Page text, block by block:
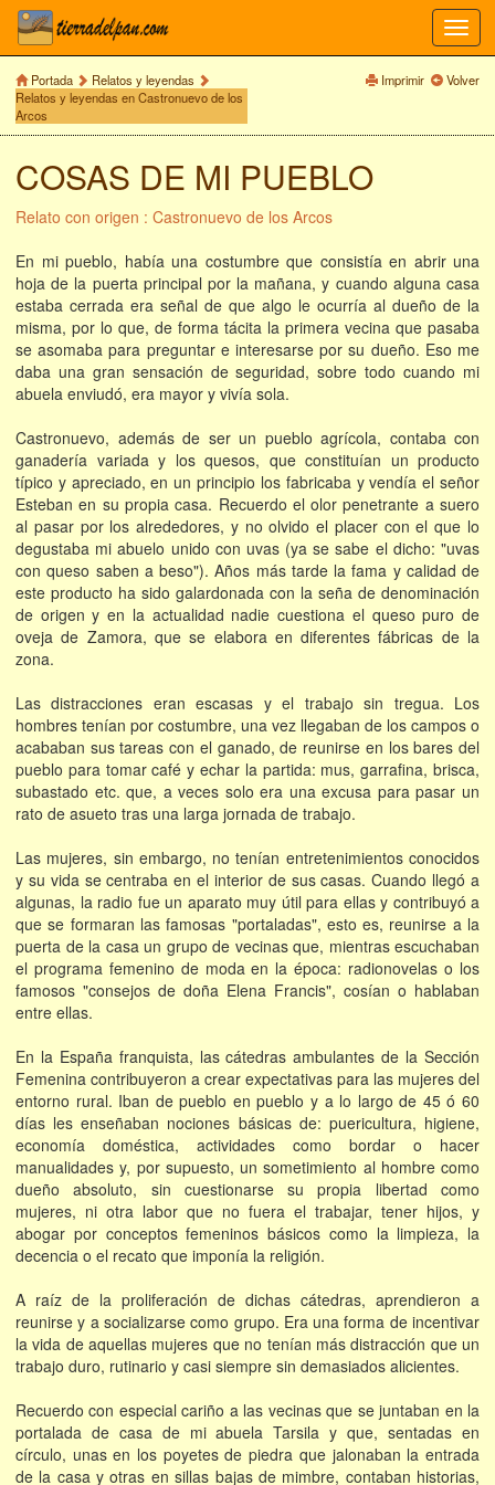
Portada
Relatos y leyendas
Relatos y leyendas en Castronuevo de los
Arcos
Imprimir Volver
COSAS DE MI PUEBLO
Relato con origen : Castronuevo de los Arcos
En mi pueblo, había una costumbre que consistía en abrir una
hoja de la puerta principal por la mañana, y cuando alguna casa
estaba cerrada era señal de que algo le ocurría al dueño de la
misma, por lo que, de forma tácita la primera vecina que pasaba
se asomaba para preguntar e interesarse por su dueño. Eso me
daba una gran sensación de seguridad, sobre todo cuando mi
abuela enviudó, era mayor y vivía sola.
Castronuevo, además de ser un pueblo agrícola, contaba con
ganadería variada y los quesos, que constituían un producto
típico y apreciado, en un principio los fabricaba y vendía el señor
Esteban en su propia casa. Recuerdo el olor penetrante a suero
al pasar por los alrededores, y no olvido el placer con el que lo
degustaba mi abuelo unido con uvas (ya se sabe el dicho: "uvas
con queso saben a beso"). Años más tarde la fama y calidad de
este producto ha sido galardonada con la seña de denominación
de origen y en la actualidad nadie cuestiona el queso puro de
oveja de Zamora, que se elabora en diferentes fábricas de la
zona.
Las distracciones eran escasas y el trabajo sin tregua. Los
hombres tenían por costumbre, una vez llegaban de los campos o
acababan sus tareas con el ganado, de reunirse en los bares del
pueblo para tomar café y echar la partida: mus, garrafina, brisca,
subastado etc. que, a veces solo era una excusa para pasar un
rato de asueto tras una larga jornada de trabajo.
Las mujeres, sin embargo, no tenían entretenimientos conocidos
y su vida se centraba en el interior de sus casas. Cuando llegó a
algunas, la radio fue un aparato muy útil para ellas y contribuyó a
que se formaran las famosas "portaladas", esto es, reunirse a la
puerta de la casa un grupo de vecinas que, mientras escuchaban
el programa femenino de moda en la época: radionovelas o los
famosos "consejos de doña Elena Francis", cosían o hablaban
entre ellas.
En la España franquista, las cátedras ambulantes de la Sección
Femenina contribuyeron a crear expectativas para las mujeres del
entorno rural. Iban de pueblo en pueblo y a lo largo de 45 ó 60
días les enseñaban nociones básicas de: puericultura, higiene,
economía doméstica, actividades como bordar o hacer
manualidades y, por supuesto, un sometimiento al hombre como
dueño absoluto, sin cuestionarse su propia libertad como
mujeres, ni otra labor que no fuera el trabajar, tener hijos, y
abogar por conceptos femeninos básicos como la limpieza, la
decencia o el recato que imponía la religión.
A raíz de la proliferación de dichas cátedras, aprendieron a
reunirse y a socializarse como grupo. Era una forma de incentivar
la vida de aquellas mujeres que no tenían más distracción que un
trabajo duro, rutinario y casi siempre sin demasiados alicientes.
Recuerdo con especial cariño a las vecinas que se juntaban en la
portalada de casa de mi abuela Tarsila y que, sentadas en
círculo, unas en los poyetes de piedra que jalonaban la entrada
de la casa y otras en sillas bajas de mimbre, contaban historias,